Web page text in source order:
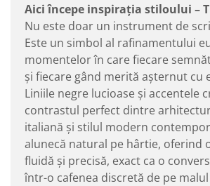
Aici începe inspirația stiloului –
Nu este doar un instrument de
Este un simbol al rafinamentului
momentelor în care fiecare
și fiecare gând merită așternut cu
Liniile negre lucioase și accentele
contrastul perfect dintre
italiană și stilul modern
alunecă natural pe hârtie, oferind
fluidă și precisă, exact ca o
într-o cafenea discretă de pe